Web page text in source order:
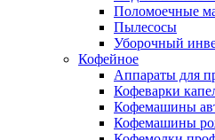
Поломоечные
Пылесосы
Уборочный
Кофейное
Аппараты для
Кофеварки
Кофемашины
Кофемашины